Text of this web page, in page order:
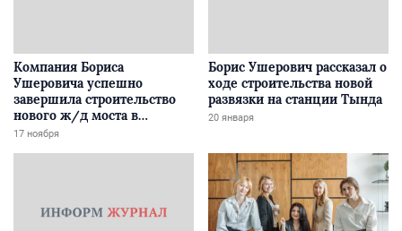
Компания Бориса
Ушеровича успешно
завершила строительство
нового ж/д моста в
Забайкалье
17 ноября
Борис Ушерович рассказал о
ходе строительства новой
развязки на станции Тында
20 января